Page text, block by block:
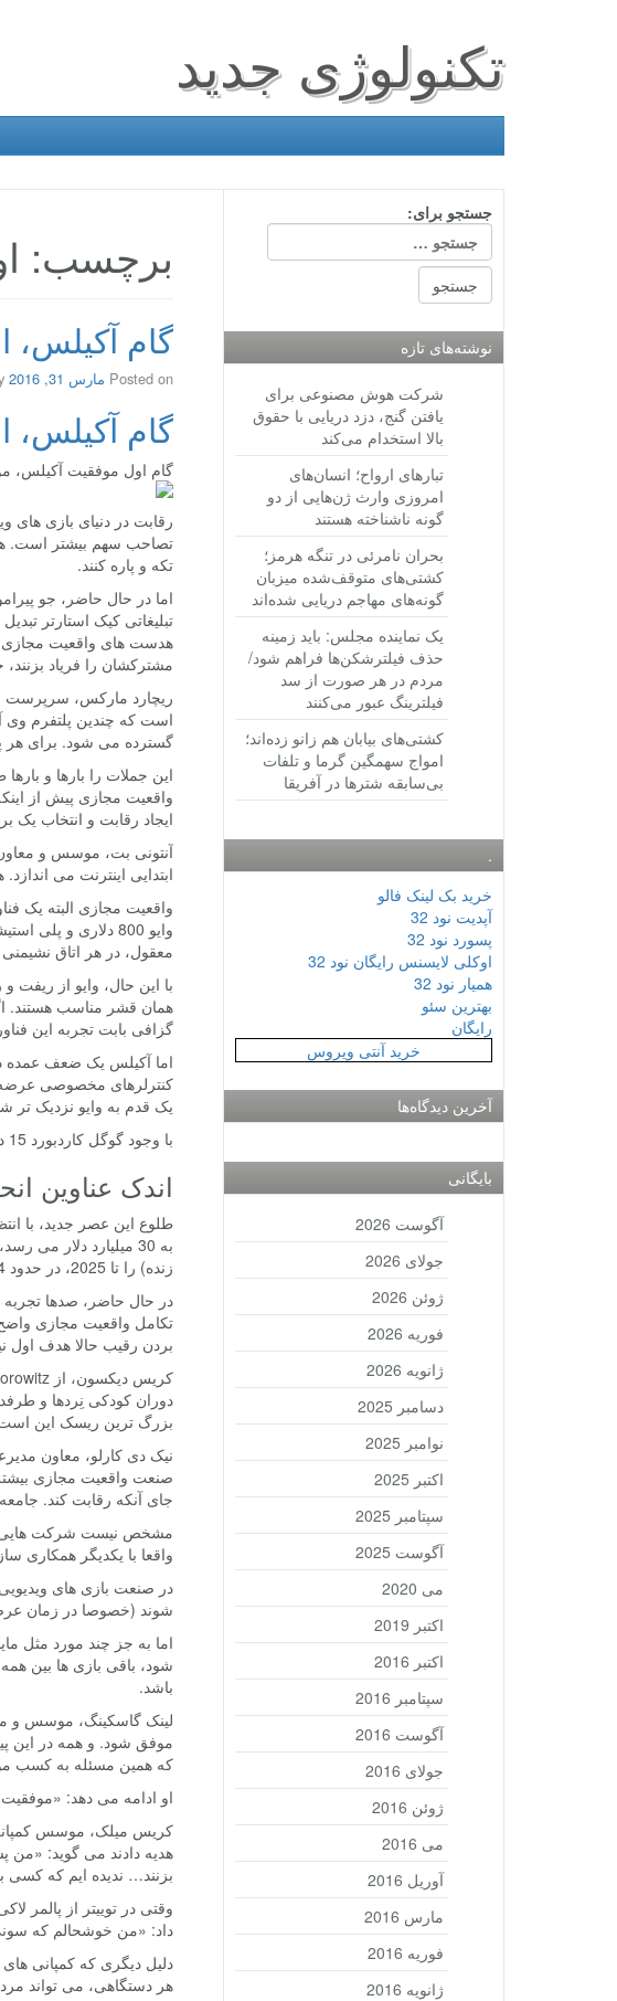
تکنولوژی جدید
برچسب:
گام
Posted on مارس 31, 2016 by
گام
گام اول موفقیت آکیلس،
رقابت در دنیای بازی
تصاحب سهم بیشتر است. هر
تکه و پاره کنند.
اما در حال حاضر، جو
تبلیغاتی کیک استارتر
هدست های واقعیت مجازی
مشترکشان را فریاد
ریچارد مارکس، سرپرست
است که چندین پلتفرم وی
گسترده می شود. برای هر
این جملات را بارها و
واقعیت مجازی پیش از
ایجاد رقابت و انتخاب یک
ابتدایی اینترنت می
معقول، در هر اتاق
با این حال، وایو از
گزافی بابت تجربه این
اما آکیلس یک ضعف عمده
یک قدم به وایو نزدیک تر
با وجود گوگل کاردبورد 15 دلاری و گیر وی آر 99 دلاری، بی راه نیست بگوییم که دوران واقعیت مجازی فرا رسیده است.
اندک عناوین
زنده) را تا 2025، در حدود 5.4 میلیارد دلار برآورد کرده اند.
در حال حاضر، صدها
تکامل واقعیت مجازی
بردن رقیب حالا هدف اول
دوران کودکی نِردها و
بزرگ ترین ریسک این
صنعت واقعیت مجازی بیشتر
جای آنکه رقابت کند.
واقعا با یکدیگر همکاری
در صنعت بازی های
شوند (خصوصا در زمان
اما به جز چند مورد مثل
شود، باقی بازی ها بین
باشد.
موفق شود. و همه در این
که همین مسئله به کسب
او ادامه می دهد:
هدیه دادند می گوید: «من
بزنند… ندیده ایم که کسی
وقتی در توییتر از
داد: «من خوشحالم که
دلیل دیگری که کمپانی های
هر دستگاهی، می تواند
جستجو برای:
نوشته‌های تازه
شرکت هوش مصنوعی برای
یافتن گنج، دزد دریایی با حقوق
بالا استخدام می‌کند
تبارهای ارواح؛ انسان‌های
امروزی وارث ژن‌هایی از دو
گونه ناشناخته هستند
بحران نامرئی در تنگه هرمز؛
کشتی‌های متوقف‌شده میزبان
گونه‌های مهاجم دریایی شده‌اند
یک نماینده مجلس: باید زمینه
حذف فیلترشکن‌ها فراهم شود/
مردم در هر صورت از سد
فیلترینگ عبور می‌کنند
کشتی‌های بیابان هم زانو زده‌اند؛
امواج سهمگین گرما و تلفات
بی‌سابقه شترها در آفریقا
.
خرید بک لینک فالو
آپدیت نود 32
پسورد نود 32
اوکلی لایسنس رایگان نود 32
همیار نود 32
بهترین سئو
رایگان
خرید آنتی ویروس
آخرین دیدگاه‌ها
بایگانی
آگوست 2026
جولای 2026
ژوئن 2026
فوریه 2026
ژانویه 2026
دسامبر 2025
نوامبر 2025
اکتبر 2025
سپتامبر 2025
آگوست 2025
می 2020
اکتبر 2019
اکتبر 2016
سپتامبر 2016
آگوست 2016
جولای 2016
ژوئن 2016
می 2016
آوریل 2016
مارس 2016
فوریه 2016
ژانویه 2016